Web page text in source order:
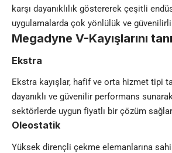
karşı dayanıklılık göstererek çeşitli
uygulamalarda çok yönlülük ve
Megadyne V-Kayışlarını
Ekstra
Ekstra kayışlar, hafif ve orta hizmet tipi
dayanıklı ve güvenilir performans
sektörlerde uygun fiyatlı bir çözüm
Oleostatik
Yüksek dirençli çekme elemanlarına